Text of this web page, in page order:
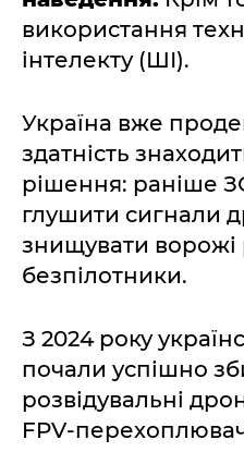
використання
інтелекту (ШІ).
Україна вже
здатність
рішення: раніше
глушити сигнали
знищувати ворожі
безпілотники.
З 2024 року
почали успішно
розвідувальні
FPV-